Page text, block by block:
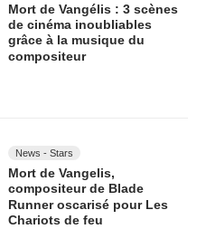
Mort de Vangélis : 3 scènes
de cinéma inoubliables
grâce à la musique du
compositeur
News - Stars
Mort de Vangelis,
compositeur de Blade
Runner oscarisé pour Les
Chariots de feu